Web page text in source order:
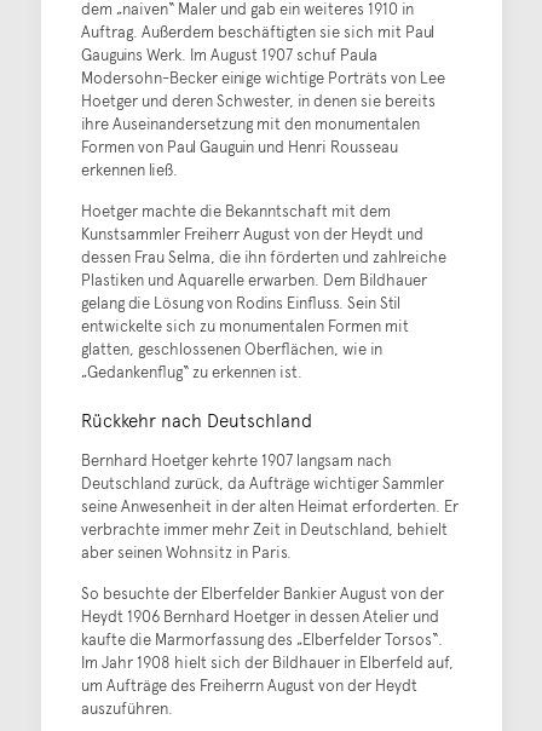
dem „naiven“ Maler und gab ein weiteres 1910 in
Auftrag. Außerdem beschäftigten sie sich mit Paul
Gauguins Werk. Im August 1907 schuf Paula
Modersohn-Becker einige wichtige Porträts von Lee
Hoetger und deren Schwester, in denen sie bereits
ihre Auseinandersetzung mit den monumentalen
Formen von Paul Gauguin und Henri Rousseau
erkennen ließ.
Hoetger machte die Bekanntschaft mit dem
Kunstsammler Freiherr August von der Heydt und
dessen Frau Selma, die ihn förderten und zahlreiche
Plastiken und Aquarelle erwarben. Dem Bildhauer
gelang die Lösung von Rodins Einfluss. Sein Stil
entwickelte sich zu monumentalen Formen mit
glatten, geschlossenen Oberflächen, wie in
„Gedankenflug“ zu erkennen ist.
Rückkehr nach Deutschland
Bernhard Hoetger kehrte 1907 langsam nach
Deutschland zurück, da Aufträge wichtiger Sammler
seine Anwesenheit in der alten Heimat erforderten. Er
verbrachte immer mehr Zeit in Deutschland, behielt
aber seinen Wohnsitz in Paris.
So besuchte der Elberfelder Bankier August von der
Heydt 1906 Bernhard Hoetger in dessen Atelier und
kaufte die Marmorfassung des „Elberfelder Torsos“.
Im Jahr 1908 hielt sich der Bildhauer in Elberfeld auf,
um Aufträge des Freiherrn August von der Heydt
auszuführen.